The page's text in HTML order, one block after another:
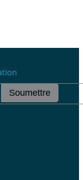
Soumettre